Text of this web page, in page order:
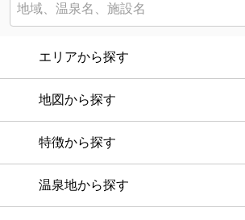
エリアから探す
地図から探す
特徴から探す
温泉地から探す